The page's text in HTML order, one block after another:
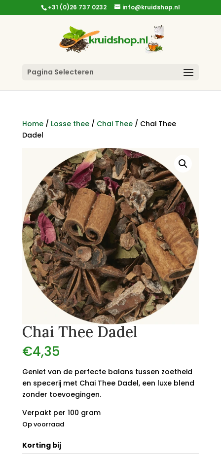
+31 (0)26 737 0232 info@kruidshop.nl
Pagina Selecteren
Home/ Losse thee/ Chai Thee/ Chai Thee
Dadel
Chai Thee Dadel
€4,35
Geniet van de perfecte balans tussen zoetheid
en specerij met Chai Thee Dadel, een luxe blend
zonder toevoegingen.
Verpakt per 100 gram
Op voorraad
Korting bij